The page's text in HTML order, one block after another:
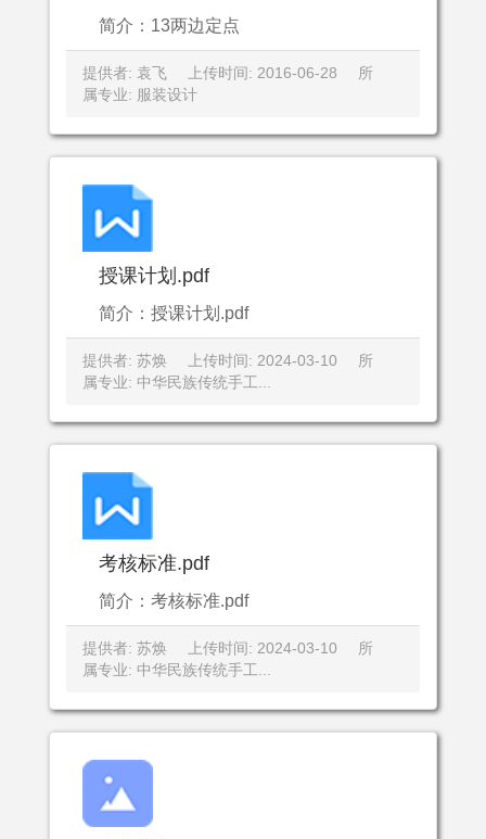
简介：13两边定点
提供者: 袁飞 上传时间: 2016-06-28
所
属专业: 服装设计
授课计划.pdf
简介：授课计划.pdf
提供者: 苏焕 上传时间: 2024-03-10
所
属专业: 中华民族传统手工...
考核标准.pdf
简介：考核标准.pdf
提供者: 苏焕 上传时间: 2024-03-10
所
属专业: 中华民族传统手工...